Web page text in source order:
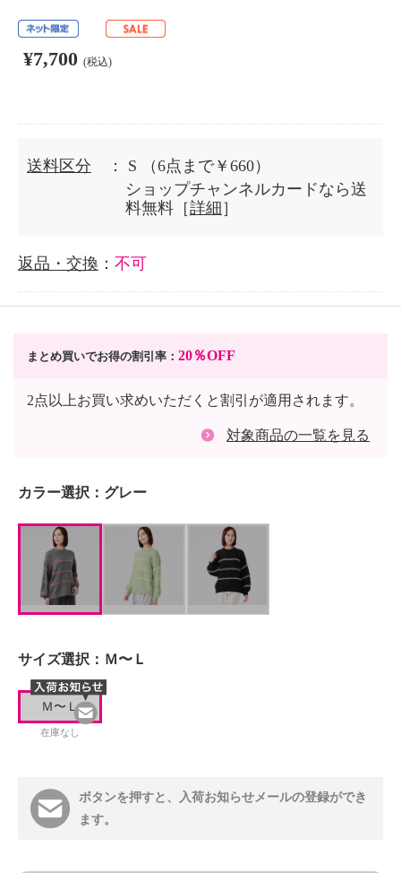
¥7,700 (税込)
送料区分 ： S
（6点まで￥660）
ショップチャンネルカードなら送
料無料［詳細 ］
返品・交換 ： 不可
まとめ買いでお得の割引率： 20％OFF
2点以上お買い求めいただくと割引が適用されます。
対象商品の一覧を見る
カラー選択： グレー
サイズ選択： Ｍ〜Ｌ
Ｍ〜Ｌ
在庫なし
ボタンを押すと、入荷お知らせメールの登録ができ
ます。